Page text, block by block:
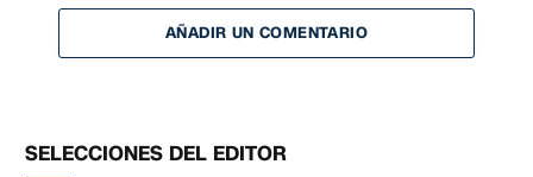
AÑADIR UN COMENTARIO
SELECCIONES DEL EDITOR